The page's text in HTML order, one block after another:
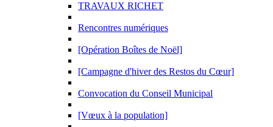
TRAVAUX RICHET
Rencontres numériques
[Opération Boîtes de Noël]
[Campagne d'hiver des Restos du Cœur]
Convocation du Conseil Municipal
[Vœux à la population]